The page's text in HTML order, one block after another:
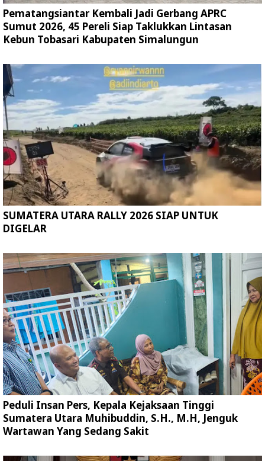
Pematangsiantar Kembali Jadi Gerbang APRC
Sumut 2026, 45 Pereli Siap Taklukkan Lintasan
Kebun Tobasari Kabupaten Simalungun
SUMATERA UTARA RALLY 2026 SIAP UNTUK
DIGELAR
Peduli Insan Pers, Kepala Kejaksaan Tinggi
Sumatera Utara Muhibuddin, S.H., M.H, Jenguk
Wartawan Yang Sedang Sakit